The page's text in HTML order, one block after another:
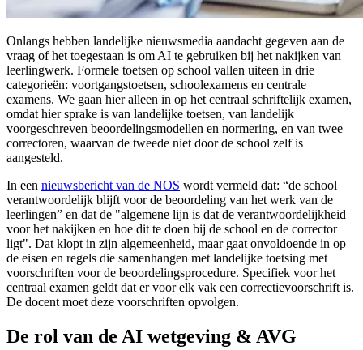
Onlangs hebben landelijke nieuwsmedia aandacht gegeven aan de
vraag of het toegestaan is om AI te gebruiken bij het nakijken van
leerlingwerk. Formele toetsen op school vallen uiteen in drie
categorieën: voortgangstoetsen, schoolexamens en centrale
examens. We gaan hier alleen in op het centraal schriftelijk examen,
omdat hier sprake is van landelijke toetsen, van landelijk
voorgeschreven beoordelingsmodellen en normering, en van twee
correctoren, waarvan de tweede niet door de school zelf is
aangesteld.
In een nieuwsbericht van de NOS wordt vermeld dat: “de school
verantwoordelijk blijft voor de beoordeling van het werk van de
leerlingen” en dat de "algemene lijn is dat de verantwoordelijkheid
voor het nakijken en hoe dit te doen bij de school en de corrector
ligt". Dat klopt in zijn algemeenheid, maar gaat onvoldoende in op
de eisen en regels die samenhangen met landelijke toetsing met
voorschriften voor de beoordelingsprocedure. Specifiek voor het
centraal examen geldt dat er voor elk vak een correctievoorschrift is.
De docent moet deze voorschriften opvolgen.
De rol van de AI wetgeving & AVG